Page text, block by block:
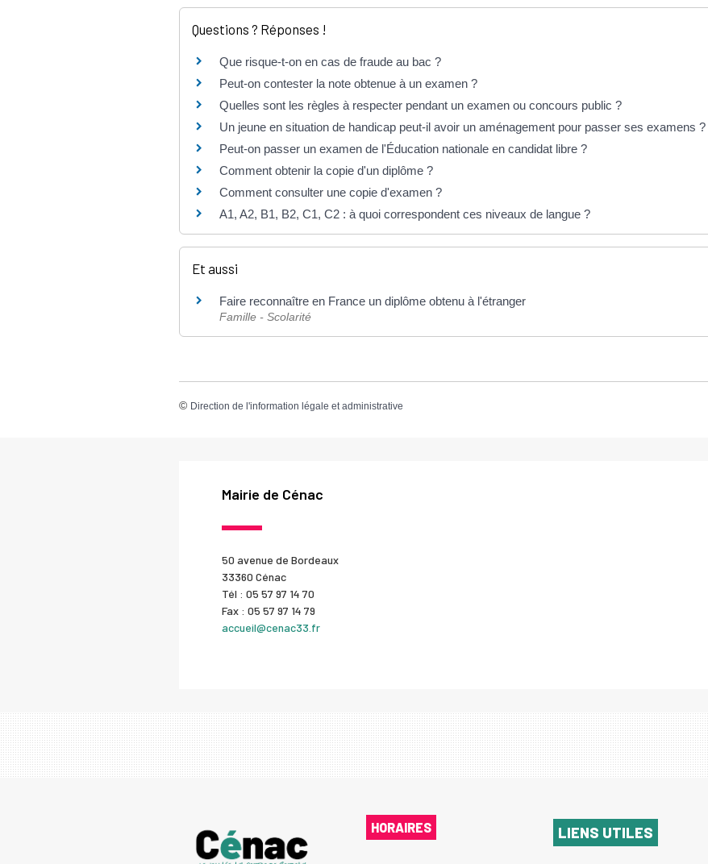
Questions ? Réponses !
Que risque-t-on en cas de fraude au bac ?
Peut-on contester la note obtenue à un examen ?
Quelles sont les règles à respecter pendant un examen ou concours public ?
Un jeune en situation de handicap peut-il avoir un aménagement pour passer ses examens ?
Peut-on passer un examen de l'Éducation nationale en candidat libre ?
Comment obtenir la copie d'un diplôme ?
Comment consulter une copie d'examen ?
A1, A2, B1, B2, C1, C2 : à quoi correspondent ces niveaux de langue ?
Et aussi
Faire reconnaître en France un diplôme obtenu à l'étranger
Famille - Scolarité
© Direction de l'information légale et administrative
Mairie de Cénac
50 avenue de Bordeaux
33360 Cénac
Tél : 05 57 97 14 70
Fax : 05 57 97 14 79
accueil@cenac33.fr
HORAIRES LIENS UTILES